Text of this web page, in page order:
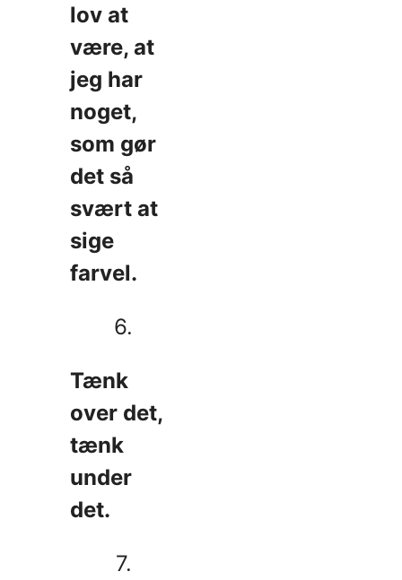
lov at
være, at
jeg har
noget,
som gør
det så
svært at
sige
farvel.
6.
Tænk
over det,
tænk
under
det.
7.